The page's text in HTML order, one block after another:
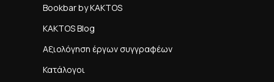
Bookbar by KAKTOS
KAKTOS Blog
Αξιολόγηση έργων συγγραφέων
Κατάλογοι